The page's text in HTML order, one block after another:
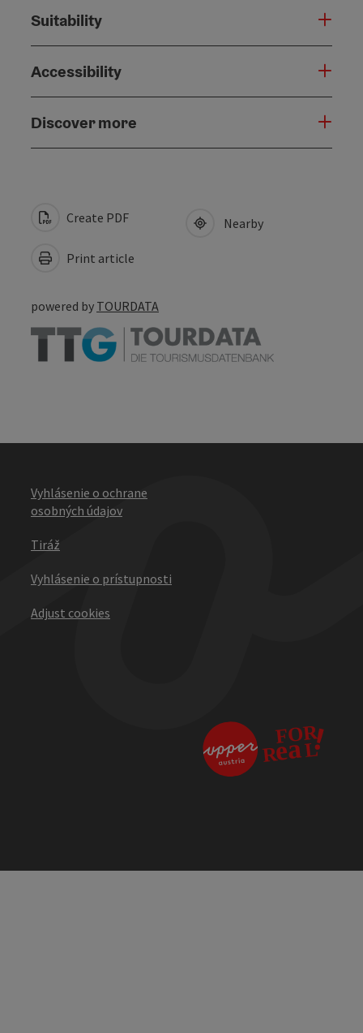
Suitability
Accessibility
Discover more
Create PDF
Print article
Nearby
powered by TOURDATA
Vyhlásenie o ochrane
osobných údajov
Tiráž
Vyhlásenie o prístupnosti
Adjust cookies